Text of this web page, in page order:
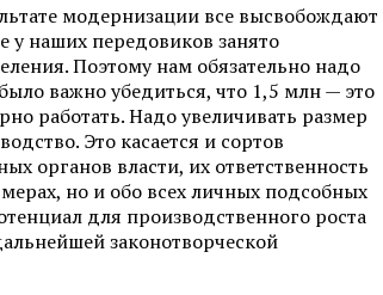
модернизации все высвобождают
наших передовиков занято
Поэтому нам обязательно надо
важно убедиться, что 1,5 млн — это
работать. Надо увеличивать размер
Это касается и сортов
органов власти, их ответственность
но и обо всех личных подсобных
для производственного роста
законотворческой